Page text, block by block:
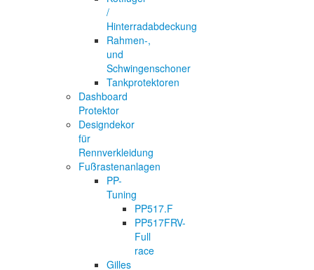
/
Hinterradabdeckung
Rahmen-,
und
Schwingenschoner
Tankprotektoren
Dashboard
Protektor
Designdekor
für
Rennverkleidung
Fußrastenanlagen
PP-
Tuning
PP517.F
PP517FRV-
Full
race
Gilles